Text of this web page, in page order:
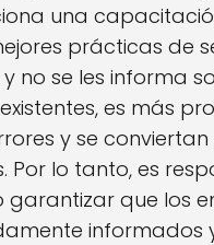
una
prácticas de
no se les informa
es más
y se
Por lo tanto, es
garantizar que los
informados